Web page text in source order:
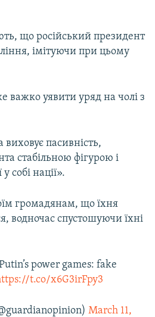
що російський президент
імітуючи при цьому
важко уявити уряд на чолі з
пасивність,
стабільною фігурою і
собі нації».
громадянам, що їхня
водночас спустошуючи їхні
power games: fake
t.co/x6G3irFpy3
March 11,